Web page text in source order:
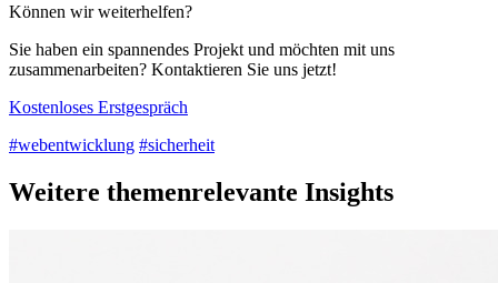
Können wir weiterhelfen?
Sie haben ein spannendes Projekt und möchten mit uns
zusammenarbeiten? Kontaktieren Sie uns jetzt!
Kostenloses Erstgespräch
#webentwicklung #sicherheit
Weitere themenrelevante Insights